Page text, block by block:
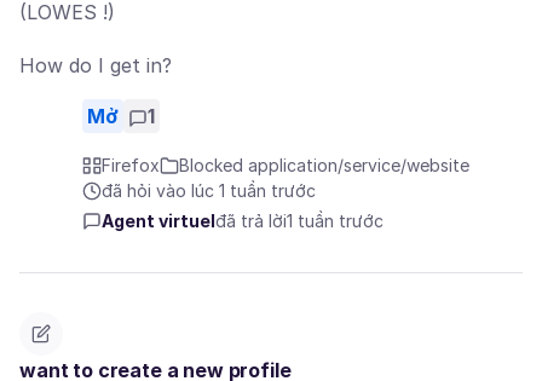
(LOWES !)
How do I get in?
Mở 1
Firefox
Blocked application/service/website
đã hỏi vào lúc 1 tuần trước
Agent virtuel đã trả lời1 tuần trước
want to create a new profile